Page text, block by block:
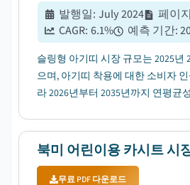
발행일: July 2024 페이
CAGR: 6.1% 예측 기간:
슬링형 아기띠 시장 규모는 2025년
으며, 아기띠 착용에 대한 소비자
라 2026년부터 2035년까지 연평균성
북미 어린이용 카시트 시
무료 PDF 다운로드